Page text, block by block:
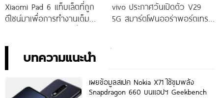
Xiaomi Pad 6 แท็บเล็ตที่ถูก
ดีไซน์มาเพื่อการทำงานเต็ม
vivo ประกาศวันเปิดตัว V29
5G สมาร์ตโฟนออร่าพอร์ตเทร
บทความแนะนำ
เผยข้อมูลสเปค Nokia X71 ใช้ขุมพลัง
Snapdragon 660 บนแอปฯ Geekbench